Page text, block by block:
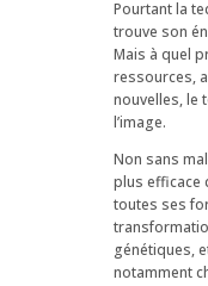
Pourtant la
trouve son
Mais à quel
ressources,
nouvelles, le
l’image.
Non sans
plus efficace
toutes ses
génétiques,
notamment